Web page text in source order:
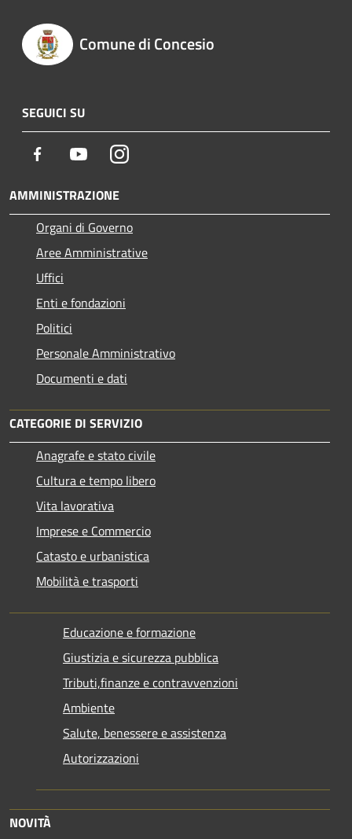
Comune di Concesio
SEGUICI SU
Facebook YoutubeInstagram
AMMINISTRAZIONE
Organi di Governo
Aree Amministrative
Uffici
Enti e fondazioni
Politici
Personale Amministrativo
Documenti e dati
CATEGORIE DI SERVIZIO
Anagrafe e stato civile
Cultura e tempo libero
Vita lavorativa
Imprese e Commercio
Catasto e urbanistica
Mobilità e trasporti
Educazione e formazione
Giustizia e sicurezza pubblica
Tributi,finanze e contravvenzioni
Ambiente
Salute, benessere e assistenza
Autorizzazioni
NOVITÀ